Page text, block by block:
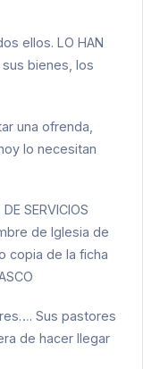
ellos. LO HAN
sus bienes, los
una ofrenda,
lo necesitan
SERVICIOS
de Iglesia de
copia de la ficha
Sus pastores
de hacer llegar